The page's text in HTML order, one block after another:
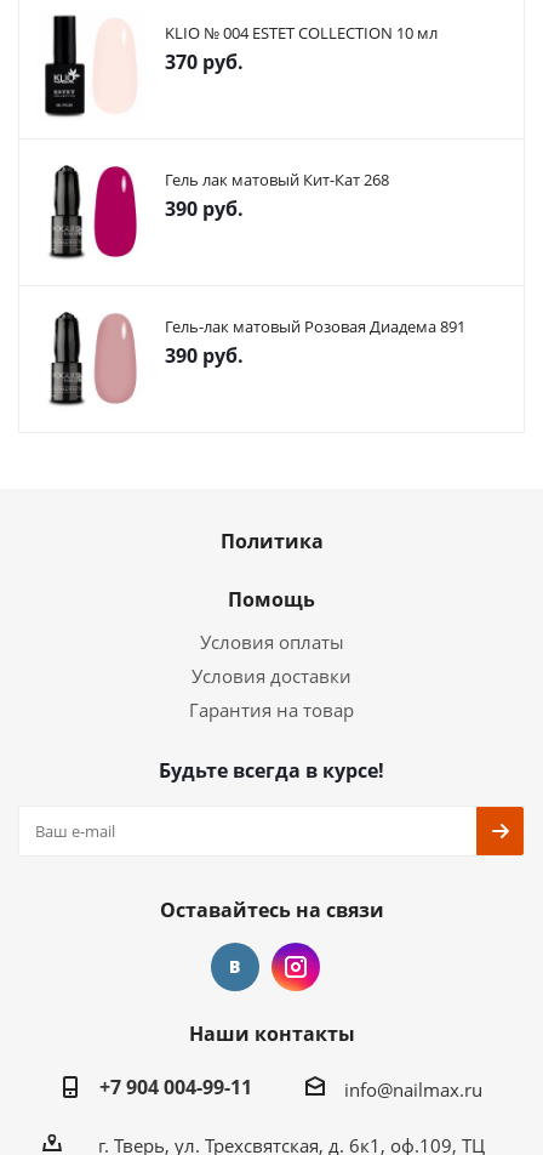
KLIO № 004 ESTET COLLECTION 10 мл
370 руб.
Гель лак матовый Кит-Кат 268
390 руб.
Гель-лак матовый Розовая Диадема 891
390 руб.
Политика
Помощь
Условия оплаты
Условия доставки
Гарантия на товар
Будьте всегда в курсе!
Оставайтесь на связи
Наши контакты
+7 904 004-99-11
info@nailmax.ru
г. Тверь, ул. Трехсвятская, д. 6к1, оф.109, ТЦ